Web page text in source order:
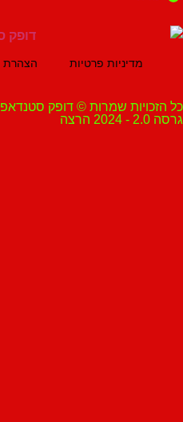
מדיניות פרטיות הצהרת נגישות
שמרות © דופק סטנדאפ ובידור 2014-2024.